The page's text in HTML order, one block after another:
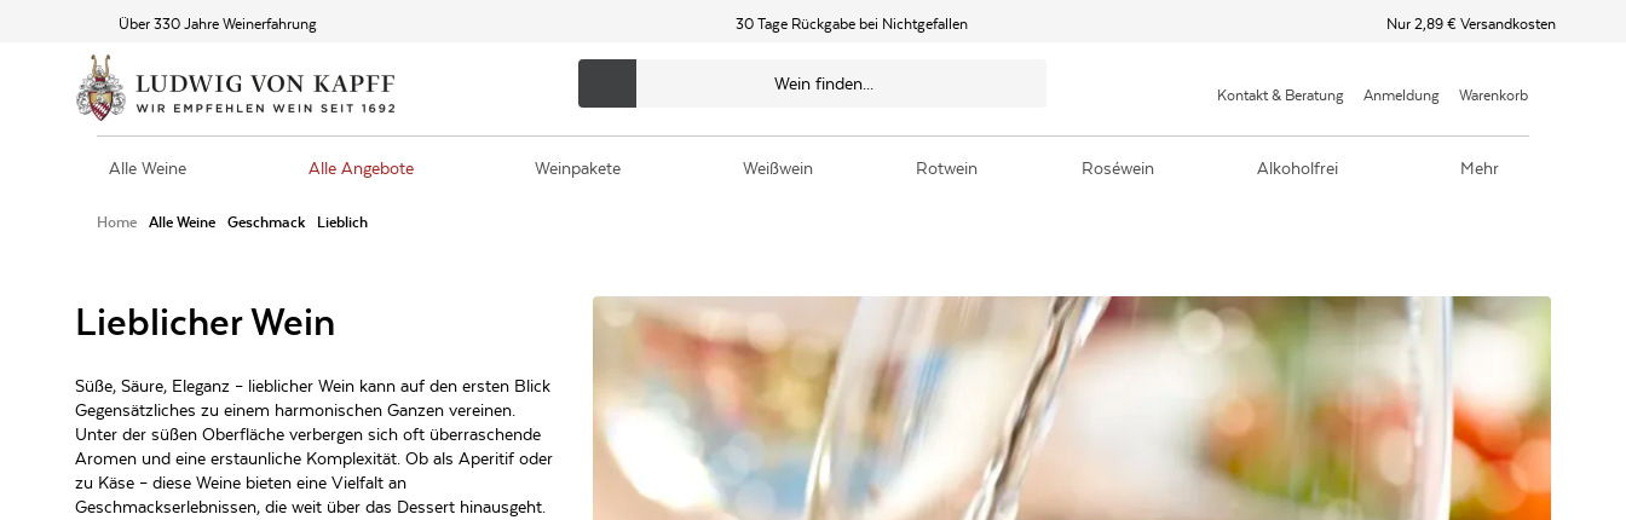
Über 330 Jahre Weinerfahrung 30 Tage Rückgabe bei Nichtgefallen Nur 2,89 € Versandkosten
Kontakt & Beratung Anmeldung Warenkorb
Alle Weine Alle Angebote Weinpakete Weißwein Rotwein Roséwein Alkoholfrei Mehr
Home Alle Weine Geschmack Lieblich
Lieblicher Wein
Süße, Säure, Eleganz – lieblicher Wein kann auf den ersten Blick
Gegensätzliches zu einem harmonischen Ganzen vereinen.
Unter der süßen Oberfläche verbergen sich oft überraschende
Aromen und eine erstaunliche Komplexität. Ob als Aperitif oder
zu Käse – diese Weine bieten eine Vielfalt an
Geschmackserlebnissen, die weit über das Dessert hinausgeht.